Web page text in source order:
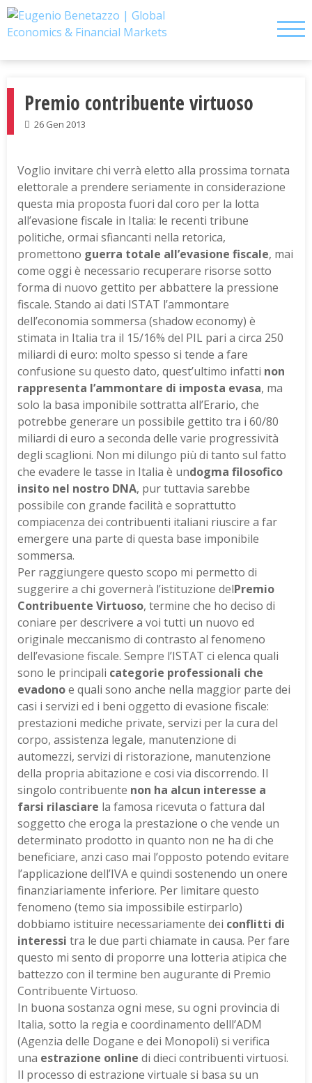
Skip
to
Premio contribuente virtuoso
26 Gen 2013
Voglio invitare chi verrà eletto alla prossima tornata
elettorale a prendere seriamente in considerazione
questa mia proposta fuori dal coro per la lotta
all’evasione fiscale in Italia: le recenti tribune
politiche, ormai sfiancanti nella retorica,
promettono guerra totale all’evasione fiscale, mai
come oggi è necessario recuperare risorse sotto
forma di nuovo gettito per abbattere la pressione
fiscale. Stando ai dati ISTAT l’ammontare
dell’economia sommersa (shadow economy) è
stimata in Italia tra il 15/16% del PIL pari a circa 250
miliardi di euro: molto spesso si tende a fare
confusione su questo dato, quest’ultimo infatti non
rappresenta l’ammontare di imposta evasa, ma
solo la basa imponibile sottratta all’Erario, che
potrebbe generare un possibile gettito tra i 60/80
miliardi di euro a seconda delle varie progressività
degli scaglioni. Non mi dilungo più di tanto sul fatto
che evadere le tasse in Italia è undogma filosofico
insito nel nostro DNA, pur tuttavia sarebbe
possibile con grande facilità e soprattutto
compiacenza dei contribuenti italiani riuscire a far
emergere una parte di questa base imponibile
sommersa.
Per raggiungere questo scopo mi permetto di
suggerire a chi governerà l’istituzione delPremio
Contribuente Virtuoso, termine che ho deciso di
coniare per descrivere a voi tutti un nuovo ed
originale meccanismo di contrasto al fenomeno
dell’evasione fiscale. Sempre l’ISTAT ci elenca quali
sono le principali categorie professionali che
evadonoe quali sono anche nella maggior parte dei
casi i servizi ed i beni oggetto di evasione fiscale:
prestazioni mediche private, servizi per la cura del
corpo, assistenza legale, manutenzione di
automezzi, servizi di ristorazione, manutenzione
della propria abitazione e cosi via discorrendo. Il
singolo contribuente non ha alcun interesse a
farsi rilasciare la famosa ricevuta o fattura dal
soggetto che eroga la prestazione o che vende un
determinato prodotto in quanto non ne ha di che
beneficiare, anzi caso mai l’opposto potendo evitare
l’applicazione dell’IVA e quindi sostenendo un onere
finanziariamente inferiore. Per limitare questo
fenomeno (temo sia impossibile estirparlo)
dobbiamo istituire necessariamente dei conflitti di
interessi tra le due parti chiamate in causa. Per fare
questo mi sento di proporre una lotteria atipica che
battezzo con il termine ben augurante di Premio
Contribuente Virtuoso.
In buona sostanza ogni mese, su ogni provincia di
Italia, sotto la regia e coordinamento delll’ADM
(Agenzia delle Dogane e dei Monopoli) si verifica
una estrazione online di dieci contribuenti virtuosi.
Il processo di estrazione virtuale si basa su un